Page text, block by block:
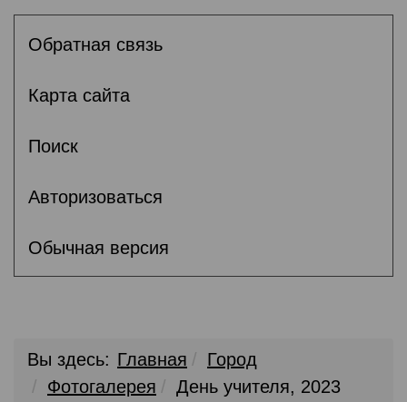
Обратная связь
Карта сайта
Поиск
Авторизоваться
Обычная версия
Вы здесь: Главная
Город
Фотогалерея
День учителя, 2023